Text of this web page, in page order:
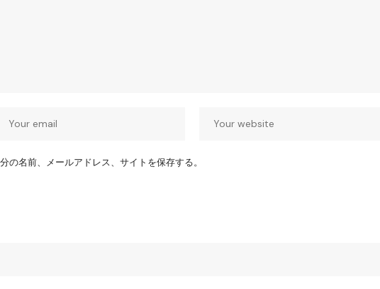
名前、メールアドレス、サイトを保存する。